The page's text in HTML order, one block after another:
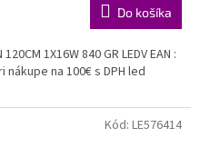
Do košíka
1X16W 840 GR LEDV EAN :
na 100€ s DPH led
Kód: LE576414